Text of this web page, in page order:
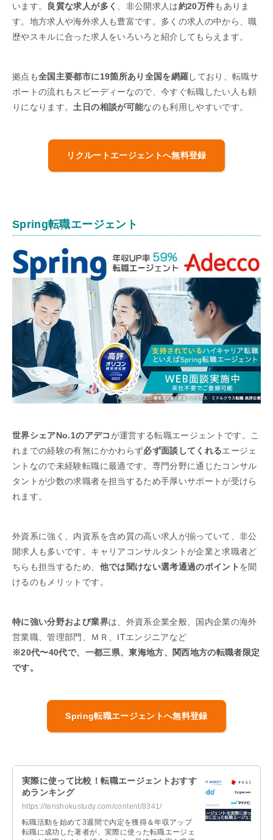
います。 良質な求人が多く 、非公開求人は約20万件もありま
す。地方求人や海外求人も豊富です。多くの求人の中から、職
歴やスキルに合った求人をいろいろと紹介してもらえます。
拠点も全国主要都市に19箇所あり全国を網羅しており、転職サ
ポートの流れもスピーディーなので、今すぐ転職したい人も頼
りになります。 土日の相談が可能なのも利用しやすいです。
リクルートエージェントへ無料登録
Spring転職エージェント
世界シェアNo.1のアデコ が運営する転職エージェントです。こ
れまでの経験の有無にかかわらず必ず面談してくれるエージェ
ントなので未経験転職に最適です。専門分野に通じたコンサル
タントが少数の求職者を担当するため手厚いサポートが受けら
れます。
外資系に強く、内資系を含め質の高い求人が揃っていて、非公
開求人も多いです。キャリアコンサルタントが企業と求職者ど
ちらも担当するため、 他では聞けない選考通過のポイント を聞
けるのもメリットです。
特に強い分野および業界は、外資系企業全般、国内企業の海外
営業職、管理部門、ＭＲ、ITエンジニアなど
※20代〜40代で、一都三県、東海地方、関西地方の転職者限定
です。
Spring転職エージェントへ無料登録
実際に使って比較！転職エージェントおすす
めランキング
https://tenshokustudy.com/content/8341/
転職活動を始めて3週間で内定を獲得＆年収アップ
転職に成功した著者が、実際に使った転職エージェ